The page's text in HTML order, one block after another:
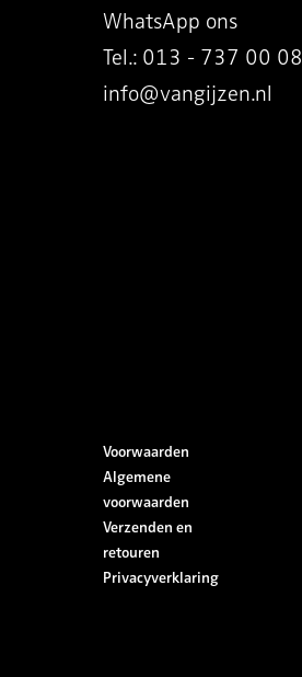
WhatsApp ons
Tel.: 013 - 737 00 08
info@vangijzen.nl
Voorwaarden
Algemene
voorwaarden
Verzenden en
retouren
Privacyverklaring